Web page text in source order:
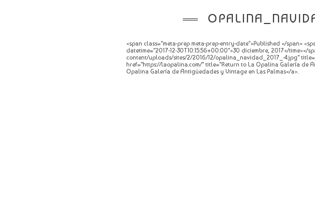
<span class="meta-prep meta-prep-entry-date">Published </span>
datetime="2017-12-30T10:15:56+00:00">30 diciembre, 2017</time></
content/uploads/sites/2/2016/12/opalina_navidad_2017_-4.jpg"
href="https://laopalina.com/" title="Return to La Opalina Galería de
Opalina Galería de Antigüedades y Vintage en Las Palmas</a>.